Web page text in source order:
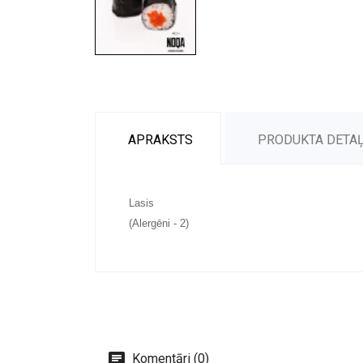
APRAKSTS PRODUKTA
Lasis
(Alergēni - 2)
Komentāri (0)